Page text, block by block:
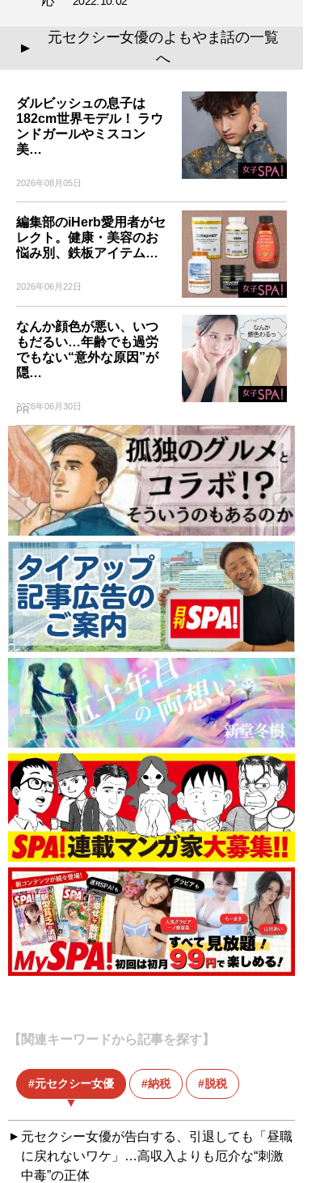
▲
元セクシー女優のよもやま話の一覧
へ
ダルビッシュの息子は
182cm世界モデル！ ラウ
ンドガールやミスコン
美…
2026年08月05日
編集部のiHerb愛用者がセ
レクト。健康・美容のお
悩み別、鉄板アイテム…
2026年06月22日
なんか顔色が悪い、いつ
もだるい…年齢でも過労
でもない“意外な原因”が
隠…
2026年06月30日
PR
【関連キーワードから記事を探す】
元セクシー女優 納税 脱税
元セクシー女優が告白する、引退しても「昼職
に戻れないワケ」…高収入よりも厄介な“刺激
中毒”の正体